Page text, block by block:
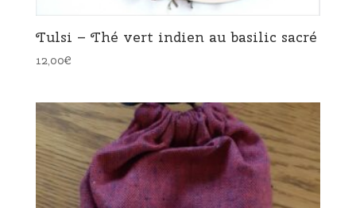
Tulsi – Thé vert indien au basilic sacré
12,00€